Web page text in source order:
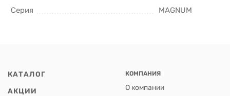
Серия
MAGNUM
КАТАЛОГ
АКЦИИ
КОМПАНИЯ
О компании